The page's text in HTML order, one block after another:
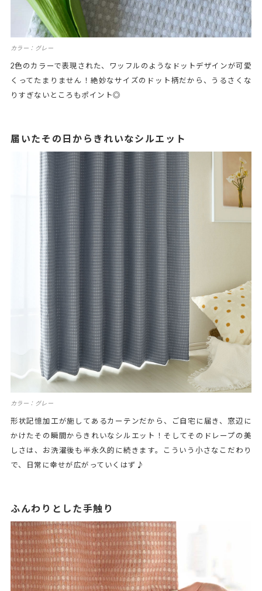
カラー：グレー
2色のカラーで表現された、ワッフルのようなドットデザインが可愛
くってたまりません！絶妙なサイズのドット柄だから、うるさくな
りすぎないところもポイント◎
届いたその日からきれいなシルエット
カラー：グレー
形状記憶加工が施してあるカーテンだから、ご自宅に届き、窓辺に
かけたその瞬間からきれいなシルエット！そしてそのドレープの美
しさは、お洗濯後も半永久的に続きます。こういう小さなこだわり
で、日常に幸せが広がっていくはず♪
ふんわりとした手触り